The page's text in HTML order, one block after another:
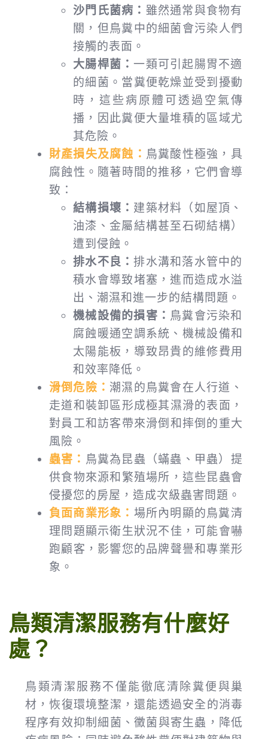
沙門氏菌病： 雖然通常與食物有
關，但鳥糞中的細菌會污染人們
接觸的表面。
大腸桿菌：一類可引起腸胃不適
的細菌。當糞便乾燥並受到擾動
時，這些病原體可透過空氣傳
播，因此糞便大量堆積的區域尤
其危險。
財產損失及腐蝕： 鳥糞酸性極強，具
腐蝕性。隨著時間的推移，它們會導
致：
結構損壞： 建築材料（如屋頂、
油漆、金屬結構甚至石砌結構）
遭到侵蝕。
排水不良：排水溝和落水管中的
積水會導致堵塞，進而造成水溢
出、潮濕和進一步的結構問題。
機械設備的損害： 鳥糞會污染和
腐蝕暖通空調系統、機械設備和
太陽能板，導致昂貴的維修費用
和效率降低。
滑倒危險： 潮濕的鳥糞會在人行道、
走道和裝卸區形成極其濕滑的表面，
對員工和訪客帶來滑倒和摔倒的重大
風險。
蟲害： 鳥糞為昆蟲（蟎蟲、甲蟲）提
供食物來源和繁殖場所，這些昆蟲會
侵擾您的房屋，造成次級蟲害問題。
負面商業形象： 場所內明顯的鳥糞清
理問題顯示衛生狀況不佳，可能會嚇
跑顧客，影響您的品牌聲譽和專業形
象。
鳥類清潔服務有什麼好
處？
鳥類清潔服務不僅能徹底清除糞便與巢
材，恢復環境整潔，還能透過安全的消毒
程序有效抑制細菌、黴菌與寄生蟲，降低